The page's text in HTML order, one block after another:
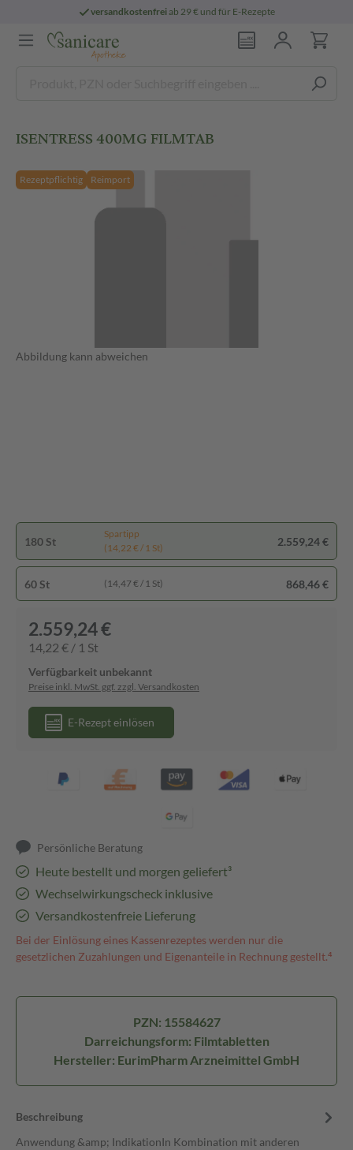
versandkostenfreiab 29 € und für E-Rezepte
ISENTRESS 400MG FILMTAB
Rezeptpflichtig Reimport
Abbildung kann abweichen
180 St
Spartipp
(14,22 € / 1 St)
2.559,24 €
60 St (14,47 € / 1 St) 868,46 €
2.559,24 €
14,22 € / 1 St
Verfügbarkeit unbekannt
Preise inkl. MwSt. ggf. zzgl. Versandkosten
E-Rezept einlösen
Persönliche Beratung
Heute bestellt und morgen geliefert³
Wechselwirkungscheck inklusive
Versandkostenfreie Lieferung
Bei der Einlösung eines Kassenrezeptes werden nur die
gesetzlichen Zuzahlungen und Eigenanteile in Rechnung gestellt.⁴
PZN: 15584627
Darreichungsform: Filmtabletten
Hersteller: EurimPharm Arzneimittel GmbH
Beschreibung
Anwendung &amp; IndikationIn Kombination mit anderen